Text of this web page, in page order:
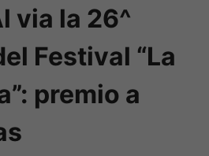
via la 26^
Festival “La
premio a